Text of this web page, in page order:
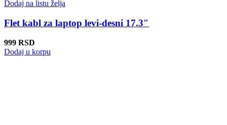
Dodaj na listu želja
Flet kabl za laptop levi-desni 17.3″
999 RSD
Dodaj u korpu